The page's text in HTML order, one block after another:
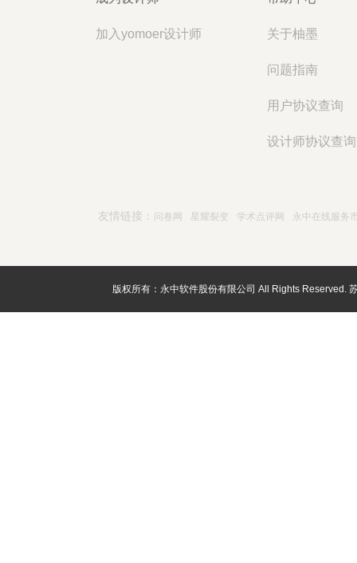
加入yomoer设计师 关于柚墨
问题指南
用户协议查询
设计师协议查询
友情链接： 问卷网 星耀裂变 学术点评网 永中在线服务
版权所有：永中软件股份有限公司 All Rights Reserved.